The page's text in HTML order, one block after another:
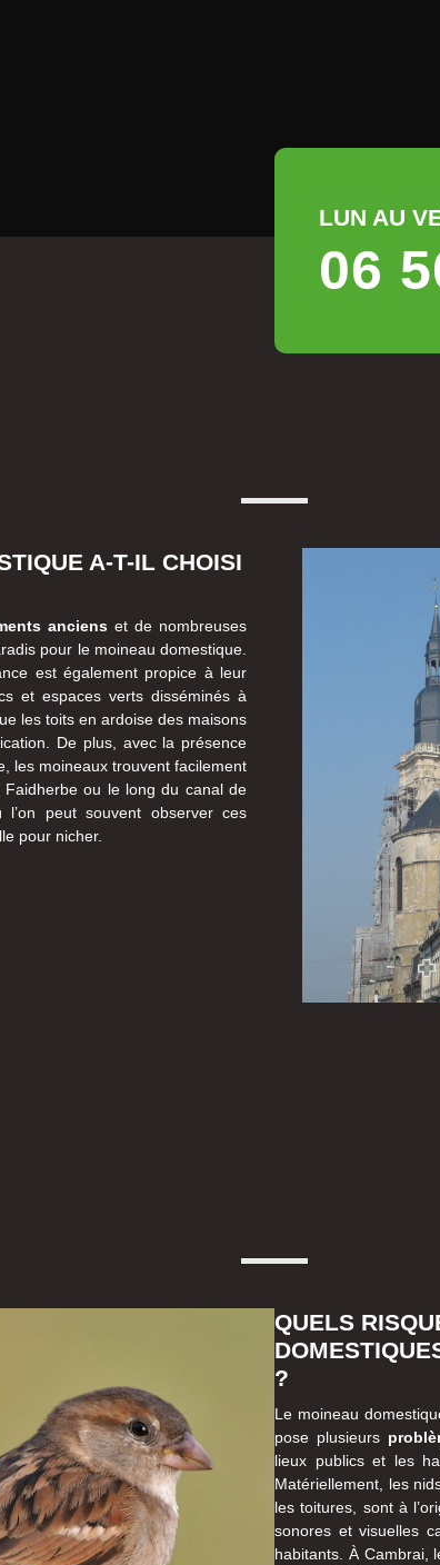
LUN AU
06
A-T-IL CHOISI
ancienset de nombreuses
pour le moineau domestique.
est également propice à leur
et espaces verts disséminés à
les toits en ardoise des maisons
De plus, avec la présence
les moineaux trouvent facilement
ou le long du canal de
peut souvent observer ces
pour nicher.
QUELS
?
Le moineau
pose plusieurs
lieux publics et les
Matériellement, les
les toitures, sont à
sonores et visuelles
habitants. À Cambrai,